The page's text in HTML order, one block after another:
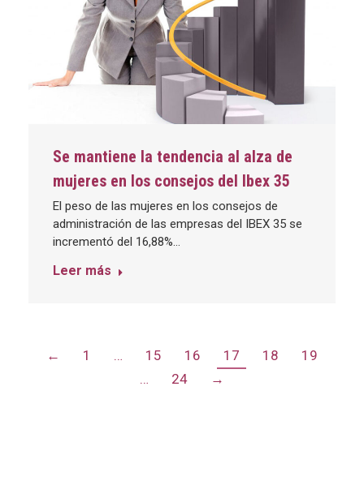
Se mantiene la tendencia al alza de
mujeres en los consejos del Ibex 35
El peso de las mujeres en los consejos de
administración de las empresas del IBEX 35 se
incrementó del 16,88%…
Leer más
← 1 … 15 16 17 18
19
…
24 →